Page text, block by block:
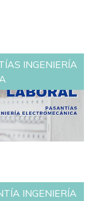
INGENIERÍA
INGENIERÍA